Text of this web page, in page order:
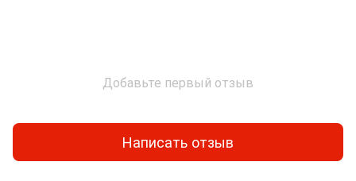
Добавьте первый отзыв
Написать отзыв